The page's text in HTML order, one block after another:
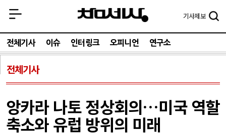
기사제보
전체기사 이슈 인터링크 오피니언 연구소
전체기사
앙카라 나토 정상회의…미국 역할
축소와 유럽 방위의 미래